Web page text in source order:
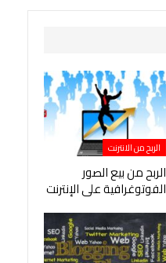
الربح من الانترنت
الربح من بيع الصور
الفوتوغرافية على الإنترنت